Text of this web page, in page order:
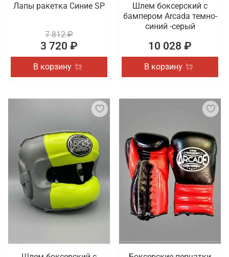
Лапы ракетка Синие SP
7 812 ₽
3 720 ₽
В корзину
Шлем боксерский с
бампером Arcada темно-
синий -серый
10 028 ₽
В корзину